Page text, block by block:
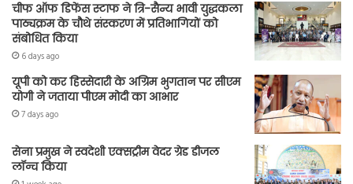
चीफ ऑफ डिफेंस स्टाफ ने त्रि-सैन्य भावी युद्धकला
पाठ्यक्रम के चौथे संस्करण में प्रतिभागियों को
संबोधित किया
6 days ago
यूपी को कर हिस्सेदारी के अग्रिम भुगतान पर सीएम
योगी ने जताया पीएम मोदी का आभार
7 days ago
सेना प्रमुख ने स्वदेशी एक्सट्रीम वेदर ग्रेड डीजल
लॉन्च किया